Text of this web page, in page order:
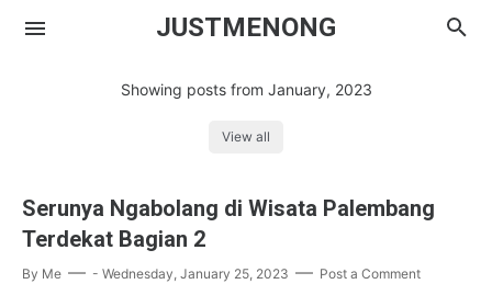
JUSTMENONG
Contact
Showing posts from January, 2023
View all
Serunya Ngabolang di Wisata Palembang
Terdekat Bagian 2
By Me - Wednesday, January 25, 2023 Post a Comment